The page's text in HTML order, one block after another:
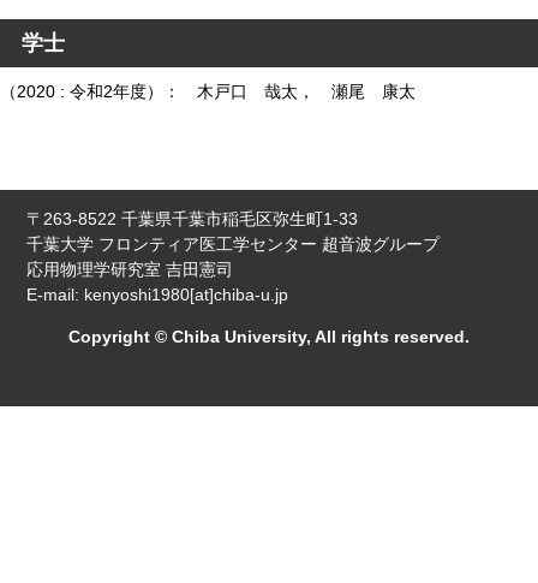
学士
（2020 : 令和2年度）： 木戸口 哉太， 瀬尾 康太
〒263-8522 千葉県千葉市稲毛区弥生町1-33
千葉大学 フロンティア医工学センター 超音波グループ
応用物理学研究室 吉田憲司
E-mail: kenyoshi1980[at]chiba-u.jp
Copyright © Chiba University, All rights reserved.